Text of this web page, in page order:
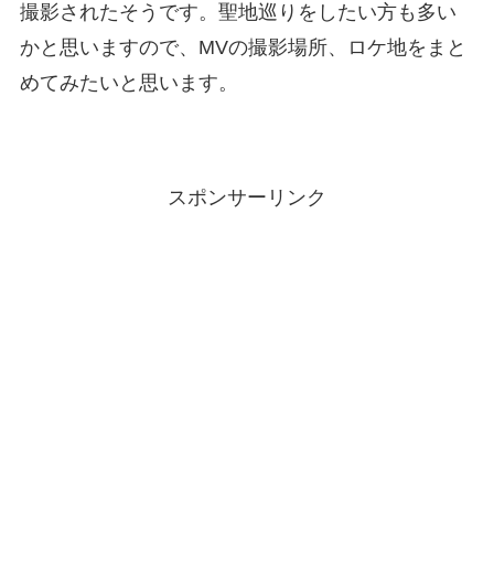
撮影されたそうです。聖地巡りをしたい方も多い
かと思いますので、MVの撮影場所、ロケ地をまと
めてみたいと思います。
スポンサーリンク